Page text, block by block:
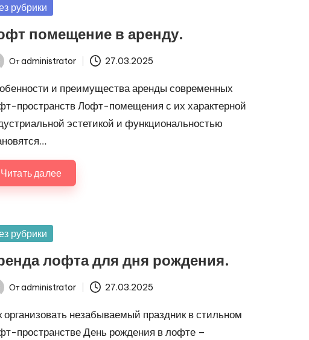
рубрики
помещение в аренду.
Отadministrator 27.03.2025
и преимущества аренды современных
пространств Лофт-помещения с их характерной
эстетикой и функциональностью
Читать далее
рубрики
лофта для дня рождения.
Отadministrator 27.03.2025
организовать незабываемый праздник в стильном
пространстве День рождения в лофте –